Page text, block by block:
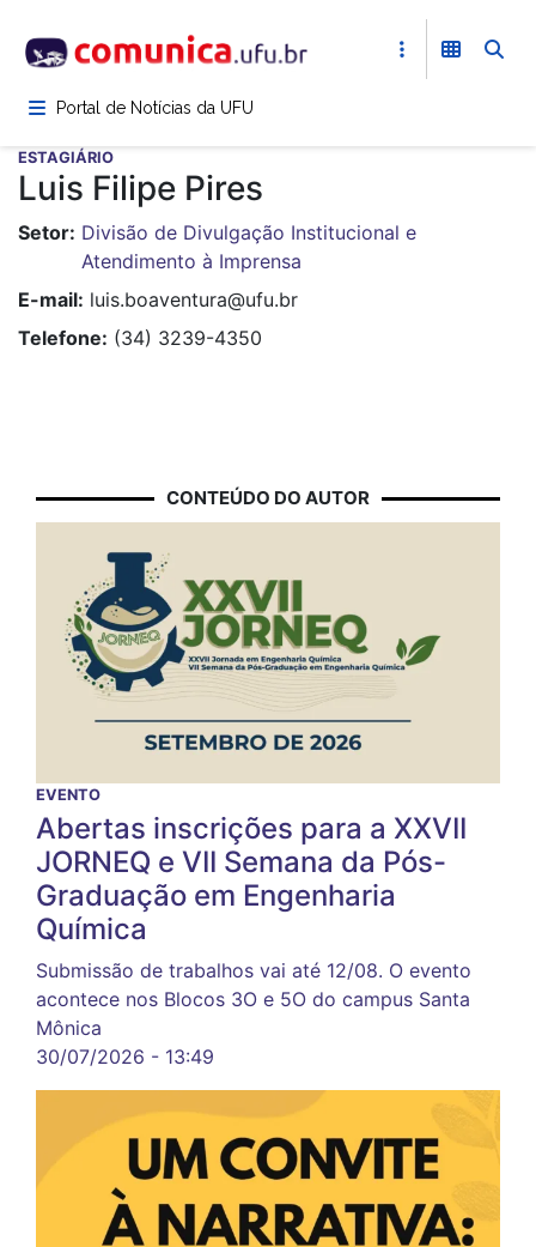
para
conteúdoPortal de Notícias da UFU
ESTAGIÁRIO
Luis Filipe Pires
Setor Divisão de Divulgação Institucional e
Atendimento à Imprensa
E-mail luis.boaventura@ufu.br
Telefone (34) 3239-4350
CONTEÚDO DO AUTOR
EVENTO
Abertas inscrições para a XXVII
JORNEQ e VII Semana da Pós-
Graduação em Engenharia
Química
Submissão de trabalhos vai até 12/08. O evento
acontece nos Blocos 3O e 5O do campus Santa
Mônica
30/07/2026 - 13:49